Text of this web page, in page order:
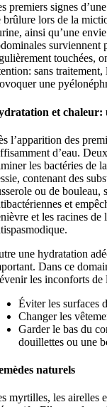
premiers signes
brûlure lors de la
ainsi qu’une
surviennent
touchées,
sans traitement,
une
et chaleur:
l’apparition des
d’eau.
les bactéries de
contenant des
ou de bouleau,
et
et les racines
une hydratation
Dans ce
les inconforts de
Éviter les surfaces
Changer les
Garder le bas du
douillettes ou une
naturels
myrtilles, les airelles